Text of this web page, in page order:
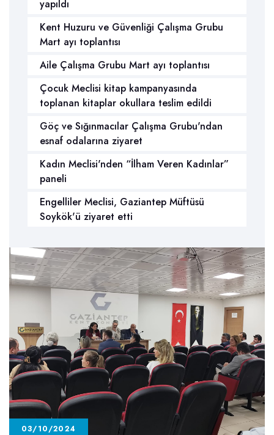
yapıldı
Kent Huzuru ve Güvenliği Çalışma Grubu
Mart ayı toplantısı
Aile Çalışma Grubu Mart ayı toplantısı
Çocuk Meclisi kitap kampanyasında
toplanan kitaplar okullara teslim edildi
Göç ve Sığınmacılar Çalışma Grubu'ndan
esnaf odalarına ziyaret
Kadın Meclisi'nden “İlham Veren Kadınlar”
paneli
Engelliler Meclisi, Gaziantep Müftüsü
Soykök'ü ziyaret etti
03/10/2024